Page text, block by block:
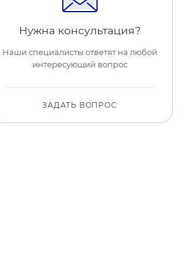
Нужна консультация?
Наши специалисты ответят на любой
интересующий вопрос
ЗАДАТЬ ВОПРОС